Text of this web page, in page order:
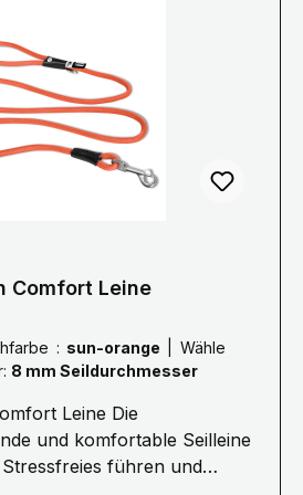
wie Hundehalter verletzen
Curli ein Seil entwickelt,
beim Zurückhalten
Kern und Mantel des Seils
komfortabler für alle und
Übertragung.
Comfort Leine
: sun-orange
8 mm Seildurchmesser
Leine Die
und komfortable Seilleine
führen und